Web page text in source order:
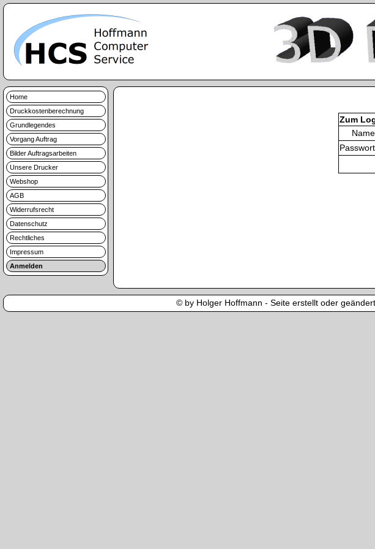
Home
Druckkostenberechnung
Grundlegendes
Vorgang Auftrag
Bilder Auftragsarbeiten
Unsere Drucker
Webshop
AGB
Widerrufsrecht
Datenschutz
Rechtliches
Impressum
Anmelden
Zum
© by Holger Hoffmann - Seite erstellt oder